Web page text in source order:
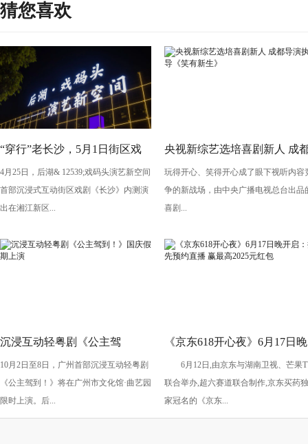
猜您喜欢
“穿行”老长沙，5月1日街区戏
剧《长沙》将亮相“后湖・戏码
头”
4月25日，后湖& 12539;戏码头演艺新空间
首部沉浸式互动街区戏剧《长沙》内测演
出在湘江新区...
央视新综艺选培喜剧新人 成
导演执导《笑有新生》
玩得开心、笑得开心成了眼下视听内容
争的新战场，由中央广播电视总台出品
喜剧...
沉浸互动轻粤剧《公主驾
到！》国庆假期上演
10月2日至8日，广州首部沉浸互动轻粤剧
《公主驾到！》将在广州市文化馆·曲艺园
限时上演。后...
《京东618开心夜》6月17日晚
开启：抢先预约直播 赢最高
2025元红包
6月12日,由京东与湖南卫视、芒果
联合举办,超六赛道联合制作,京东买药独
家冠名的《京东...